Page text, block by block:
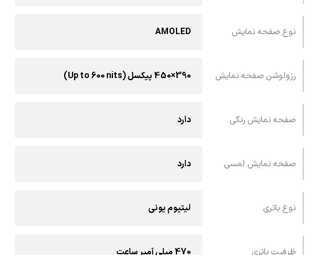
نوع صفحه نمایش AMOLED
رزولوشن صفحه نمایش 390×450 پیکسل (Up to 600 nits)
صفحه نمایش رنگی دارد
صفحه نمایش لمسی دارد
نوع باتری لیتیوم یونی
ظرفیت باتری 470 میلی آمپر ساعت